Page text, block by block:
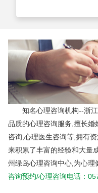
知名心理咨询机构--浙
品质的心理咨询服务,擅长
咨询,心理医生咨询等,拥有
来积累了丰富的经验和大量
州绿岛心理咨询中心,为心理
咨询预约/心理咨询电话：